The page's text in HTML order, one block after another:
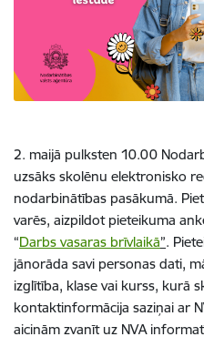
2. maijā pulksten 10.00
uzsāks skolēnu elektronisko
nodarbinātības pasākumā.
varēs, aizpildot pieteikuma
“Darbs vasaras brīvlaikā”.
jānorāda savi personas dati,
izglītība, klase vai kurss, kurā
kontaktinformācija saziņai ar
aicinām zvanīt uz NVA